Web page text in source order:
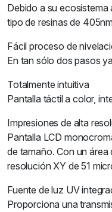
Debido a su
tipo de resinas de
Fácil proceso de
En tan sólo dos pasos
Totalmente intuitiva
Pantalla táctil a color,
Impresiones de alta
Pantalla LCD
de tamaño. Con un
resolución XY de 51
Fuente de luz UV
Proporciona una